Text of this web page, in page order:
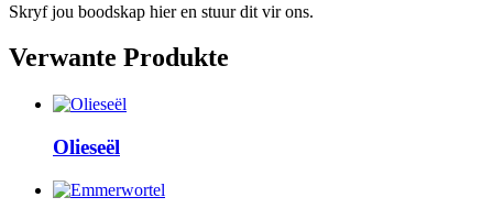
Skryf jou boodskap hier en stuur dit vir ons.
Verwante Produkte
Olieseël